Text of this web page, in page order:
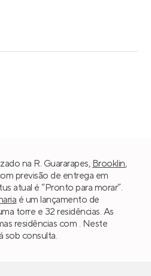
na R. Guararapes, Brooklin,
previsão de entrega em
atual é “Pronto para morar”.
é um lançamento de
torre e 32 residências. As
residências com . Neste
sob consulta.